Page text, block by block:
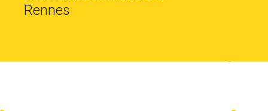
Rennes